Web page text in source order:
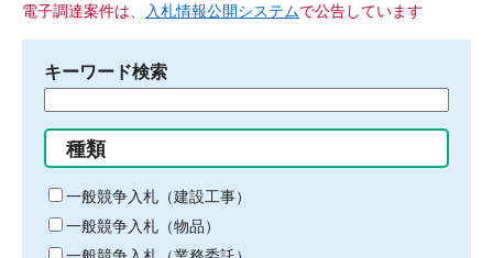
電子調達案件は、 入札情報公開システムで公告しています
キーワード検索
る
キ
ー
ワ
種類
一般競争入札（建設工事）
一般競争入札（物品）